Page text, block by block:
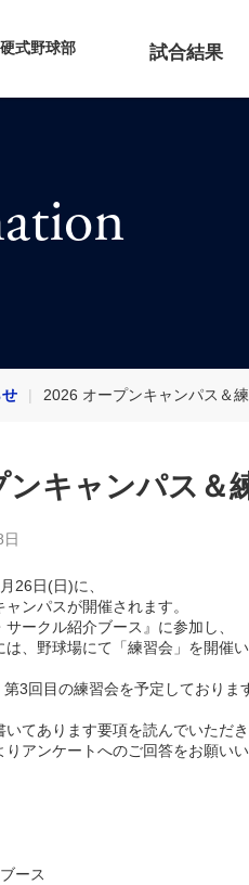
硬式野球部 試合結果
2026 オープンキャンパス＆
ンキャンパス＆
26日(日)に、
ンパスが開催されます。
ークル紹介ブース』に参加し、
は、野球場にて「練習会」を開催
3回目の練習会を予定しておりま
てあります要項を読んでいただ
アンケートへのご回答をお願い
ース